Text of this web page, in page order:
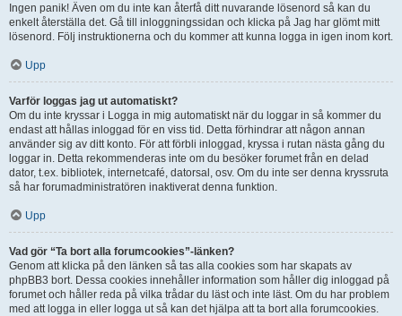
Ingen panik! Även om du inte kan återfå ditt nuvarande lösenord så kan du
enkelt återställa det. Gå till inloggningssidan och klicka på Jag har glömt mitt
lösenord. Följ instruktionerna och du kommer att kunna logga in igen inom kort.
Upp
Varför loggas jag ut automatiskt?
Om du inte kryssar i Logga in mig automatiskt när du loggar in så kommer du
endast att hållas inloggad för en viss tid. Detta förhindrar att någon annan
använder sig av ditt konto. För att förbli inloggad, kryssa i rutan nästa gång du
loggar in. Detta rekommenderas inte om du besöker forumet från en delad
dator, t.ex. bibliotek, internetcafé, datorsal, osv. Om du inte ser denna kryssruta
så har forumadministratören inaktiverat denna funktion.
Upp
Vad gör “Ta bort alla forumcookies”-länken?
Genom att klicka på den länken så tas alla cookies som har skapats av
phpBB3 bort. Dessa cookies innehåller information som håller dig inloggad på
forumet och håller reda på vilka trådar du läst och inte läst. Om du har problem
med att logga in eller logga ut så kan det hjälpa att ta bort alla forumcookies.